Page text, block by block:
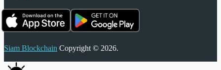
Siam Blockchain Copyright © 2026.